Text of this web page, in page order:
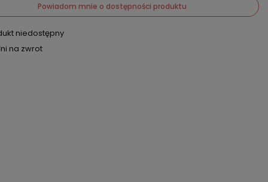
Powiadom mnie o dostępności produktu
niedostępny
na zwrot